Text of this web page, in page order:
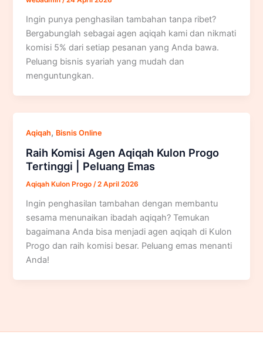
Ingin punya penghasilan tambahan tanpa ribet?
Bergabunglah sebagai agen aqiqah kami dan nikmati
komisi 5% dari setiap pesanan yang Anda bawa.
Peluang bisnis syariah yang mudah dan
menguntungkan.
Aqiqah, Bisnis Online
Raih Komisi Agen Aqiqah Kulon Progo
Tertinggi | Peluang Emas
Aqiqah Kulon Progo/2 April 2026
Ingin penghasilan tambahan dengan membantu
sesama menunaikan ibadah aqiqah? Temukan
bagaimana Anda bisa menjadi agen aqiqah di Kulon
Progo dan raih komisi besar. Peluang emas menanti
Anda!